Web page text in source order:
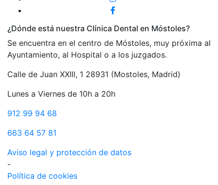
¿Dónde está nuestra Clínica Dental en Móstoles?
Se encuentra en el centro de Móstoles, muy próxima al
Ayuntamiento, al Hospital o a los juzgados.
Calle de Juan XXIII, 1 28931 (Mostoles, Madrid)
Lunes a Viernes de 10h a 20h
912 99 94 68
663 64 57 81
Aviso legal y protección de datos
-
Política de cookies